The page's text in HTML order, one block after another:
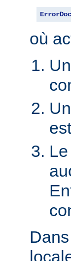
où